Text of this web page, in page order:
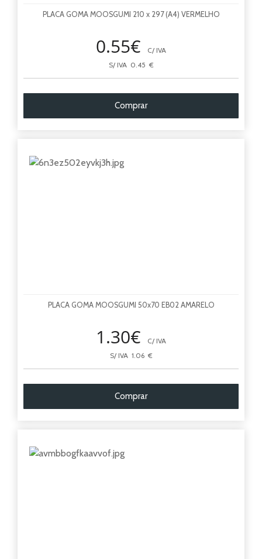
PLACA GOMA MOOSGUMI 210 x 297 (A4) VERMELHO
0.55€
C/ IVA
S/ IVA 0.45 €
Comprar
PLACA GOMA MOOSGUMI 50x70 EB02 AMARELO
1.30€
C/ IVA
S/ IVA 1.06 €
Comprar